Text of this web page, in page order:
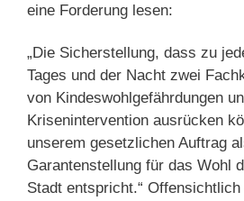
eine Forderung lesen:
„Die Sicherstellung, dass zu
Tages und der Nacht zwei
von Kindeswohlgefährdungen
Krisenintervention ausrücken
unserem gesetzlichen Auftrag
Garantenstellung für das Wohl
Stadt entspricht.“